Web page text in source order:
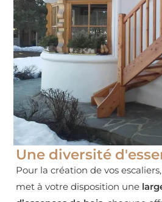
Une diversité
Pour la création de vos
met à votre disposition une